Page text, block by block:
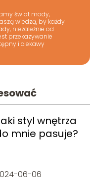
świat mody,
wiedzą, by każdy
niezależnie od
przekazywanie
i ciekawy
styl wnętrza
mnie pasuje?
06-06